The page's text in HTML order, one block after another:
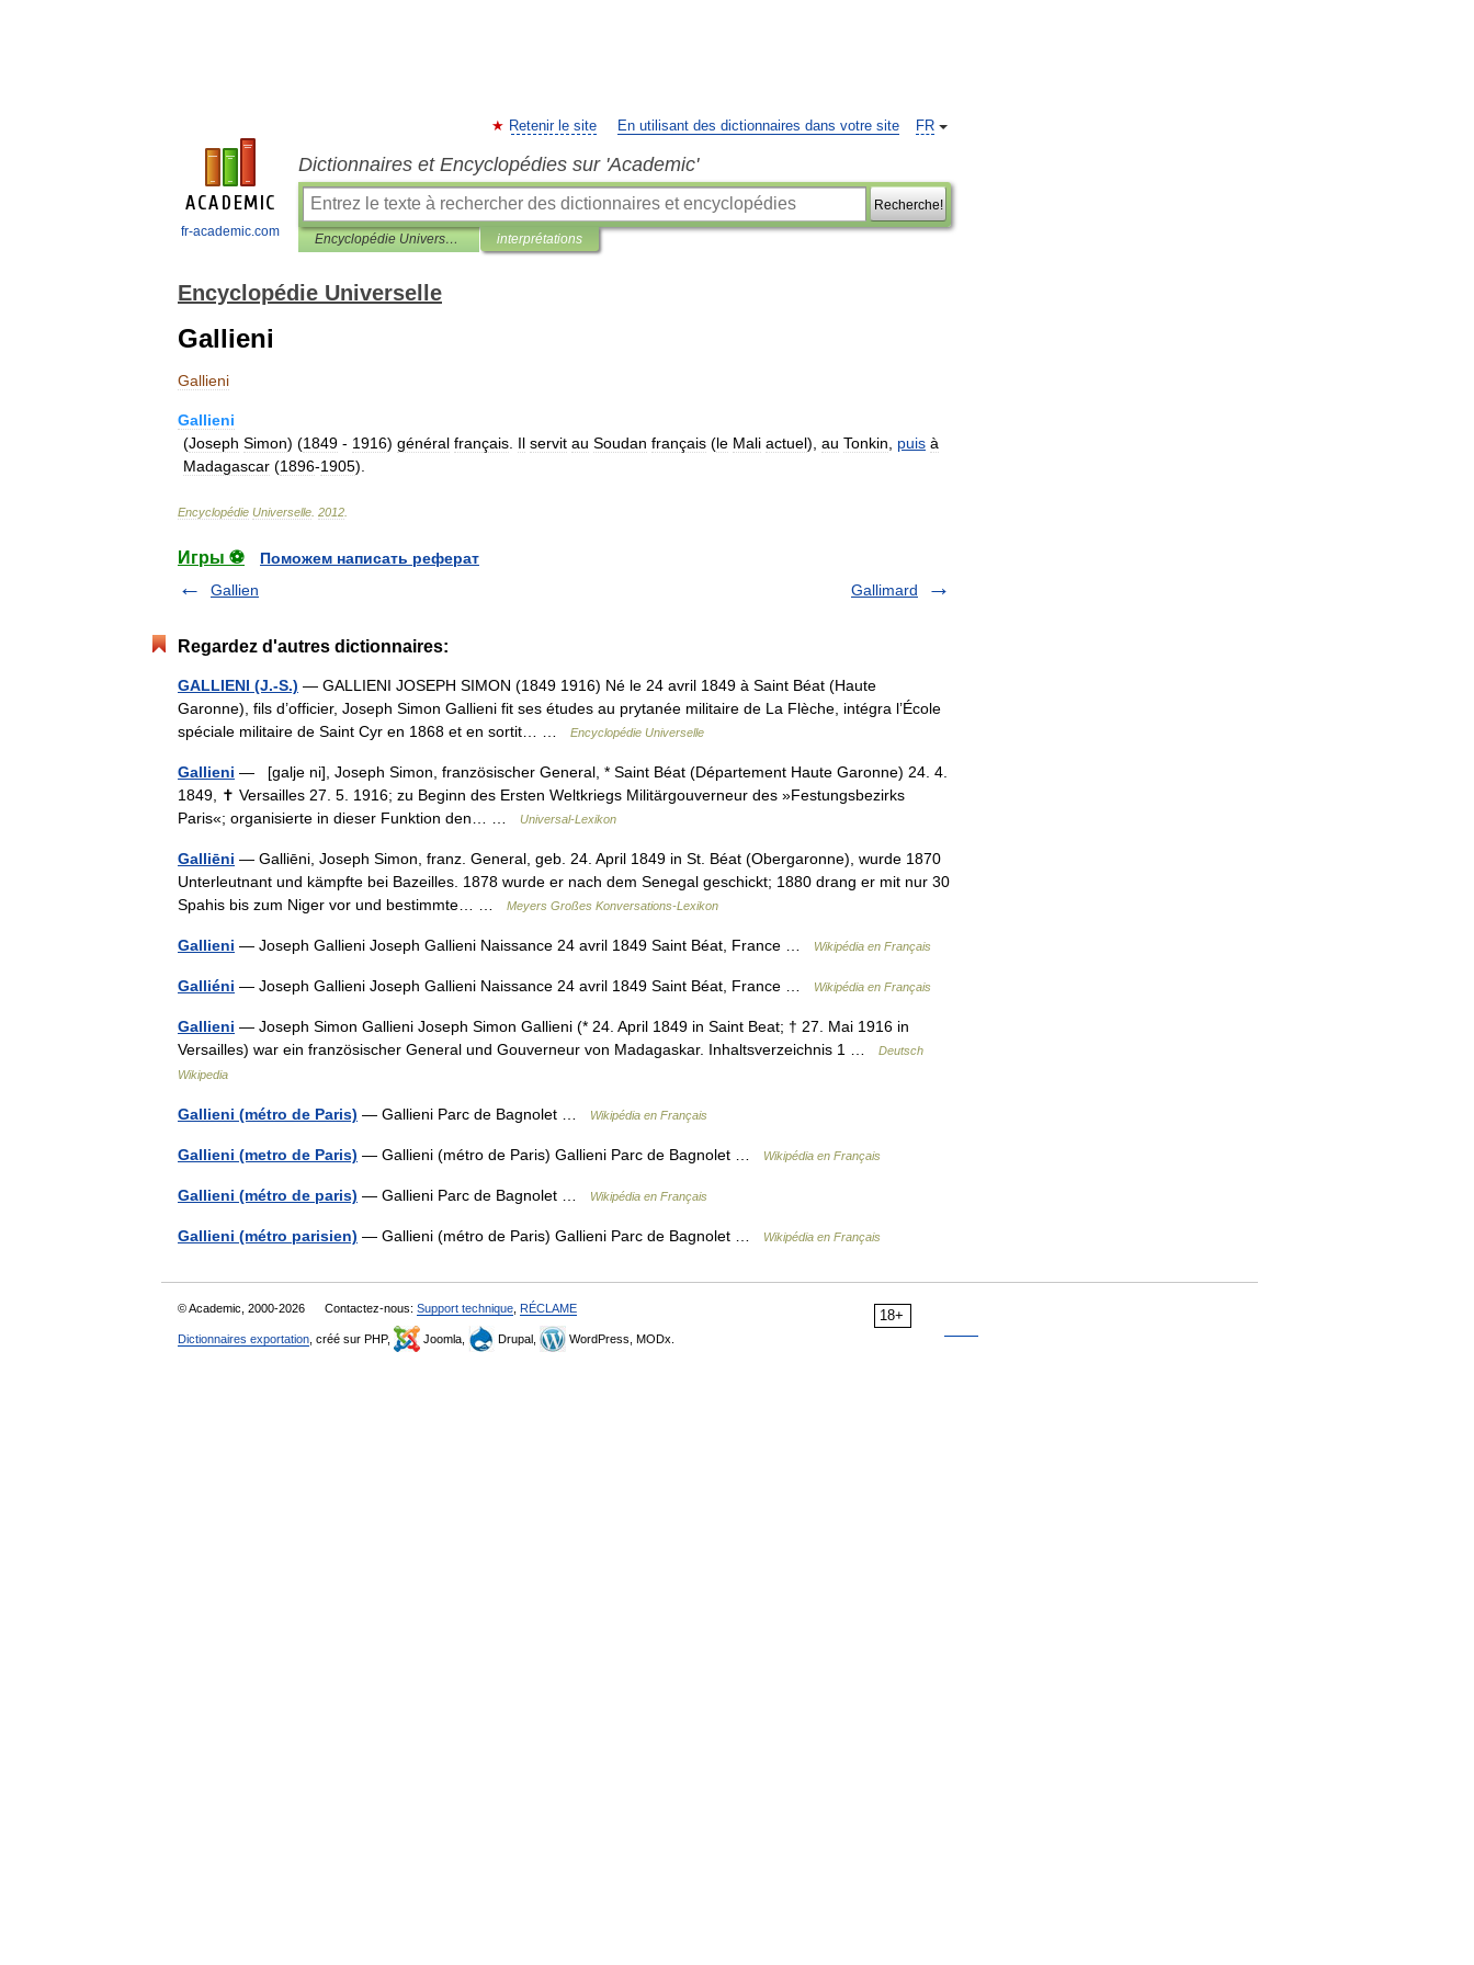
fr-academic.com
FR
Retenir le site En utilisant des dictionnaires dans votre site
Dictionnaires et Encyclopédies sur 'Academic'
Recherche!
Encyclopédie Universelle interprétations
Encyclopédie Universelle
Gallieni
Gallieni
Gallieni
(Joseph Simon) (1849 - 1916) général français Il servit au Soudan français (le Mali actuel), au Tonkin puis à
Madagascar (1896-1905).
Encyclopédie Universelle 2012
Игры ⚽
Поможем написать реферат
Gallien
Gallimard
Regardez d'autres dictionnaires:
GALLIENI (J.-S.) — GALLIENI JOSEPH SIMON (1849 1916) Né le 24 avril 1849 à Saint Béat (Haute
Garonne), fils d’officier, Joseph Simon Gallieni fit ses études au prytanée militaire de La Flèche, intégra l’École
spéciale militaire de Saint Cyr en 1868 et en sortit… …
Encyclopédie Universelle
Gallieni — [galje ni], Joseph Simon, französischer General, * Saint Béat (Département Haute Garonne) 24. 4.
1849, ✝ Versailles 27. 5. 1916; zu Beginn des Ersten Weltkriegs Militärgouverneur des »Festungsbezirks
Paris«; organisierte in dieser Funktion den… …
Universal-Lexikon
Galliēni — Galliēni, Joseph Simon, franz. General, geb. 24. April 1849 in St. Béat (Obergaronne), wurde 1870
Unterleutnant und kämpfte bei Bazeilles. 1878 wurde er nach dem Senegal geschickt; 1880 drang er mit nur 30
Spahis bis zum Niger vor und bestimmte… …
Meyers Großes Konversations-Lexikon
Gallieni — Joseph Gallieni Joseph Gallieni Naissance 24 avril 1849 Saint Béat, France … Wikipédia en Français
Galliéni — Joseph Gallieni Joseph Gallieni Naissance 24 avril 1849 Saint Béat, France … Wikipédia en Français
Gallieni — Joseph Simon Gallieni Joseph Simon Gallieni (* 24. April 1849 in Saint Beat; † 27. Mai 1916 in
Versailles) war ein französischer General und Gouverneur von Madagaskar. Inhaltsverzeichnis 1 …
Deutsch
Wikipedia
Gallieni (métro de Paris) — Gallieni Parc de Bagnolet … Wikipédia en Français
Gallieni (metro de Paris) — Gallieni (métro de Paris) Gallieni Parc de Bagnolet … Wikipédia en Français
Gallieni (métro de paris) — Gallieni Parc de Bagnolet … Wikipédia en Français
Gallieni (métro parisien) — Gallieni (métro de Paris) Gallieni Parc de Bagnolet … Wikipédia en Français
18+
© Academic, 2000-2026 Contactez-nous: Support technique RÉCLAME
Dictionnaires exportation , créé sur PHP, Joomla, Drupal, WordPress, MODx.